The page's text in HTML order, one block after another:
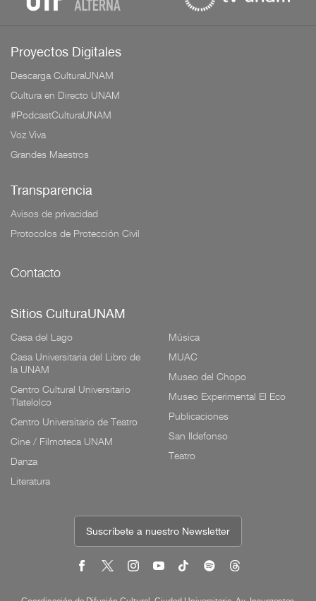
Proyectos Digitales
Descarga CulturaUNAM
Cultura en Directo UNAM
#PodcastCulturaUNAM
Voz Viva
Grandes Maestros
Transparencia
Avisos de privacidad
Protocolos de Protección Civil
Contacto
Sitios CulturaUNAM
Casa del Lago
Casa Universitaria del Libro de
la UNAM
Centro Cultural Universitario
Tlatelolco
Centro Universitario de Teatro
Cine / Filmoteca UNAM
Danza
Literatura
Música
MUAC
Museo del Chopo
Museo Experimental El Eco
Publicaciones
San Ildefonso
Teatro
Suscríbete a nuestro Newsletter